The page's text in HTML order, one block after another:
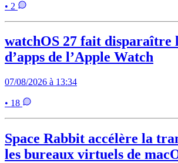
• 2
watchOS 27 fait disparaître
d’apps de l’Apple Watch
07/08/2026 à 13:34
• 18
Space Rabbit accélère la
les bureaux virtuels de